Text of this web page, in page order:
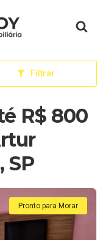
Filtrar
R$ 800
SP
Pronto para Morar